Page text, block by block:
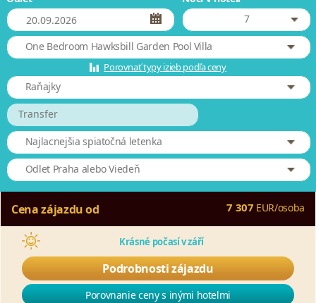
7
One Bedroom Hawksbill Garden Pool Villa
Porovnať typy izieb podľa ceny
Raňajky
Transfer
Najlacnejšia spiatočná letenka
Odlet Praha alebo Viedeň
Cena zájazdu od 7 307 EUR/osoba
Krásné počasí v září
Podrobnosti zájazdu
Porovnanie ceny s inými hotelmi